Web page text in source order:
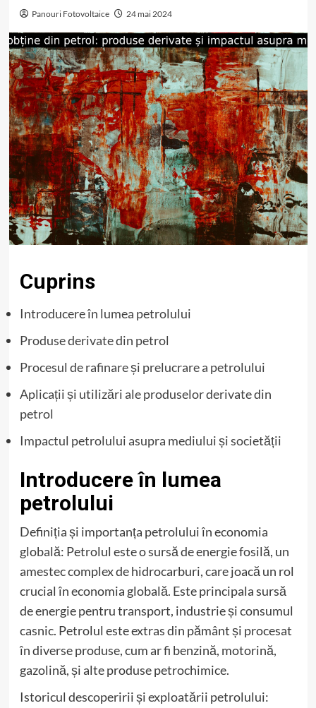
Panouri Fotovoltaice 24 mai 2024
Cuprins
Introducere în lumea petrolului
Produse derivate din petrol
Procesul de rafinare și prelucrare a petrolului
Aplicații și utilizări ale produselor derivate din
petrol
Impactul petrolului asupra mediului și societății
Introducere în lumea
petrolului
Definiția și importanța petrolului în economia
globală: Petrolul este o sursă de energie fosilă, un
amestec complex de hidrocarburi, care joacă un rol
crucial în economia globală. Este principala sursă
de energie pentru transport, industrie și consumul
casnic. Petrolul este extras din pământ și procesat
în diverse produse, cum ar fi benzină, motorină,
gazolină, și alte produse petrochimice.
Istoricul descoperirii și exploatării petrolului: